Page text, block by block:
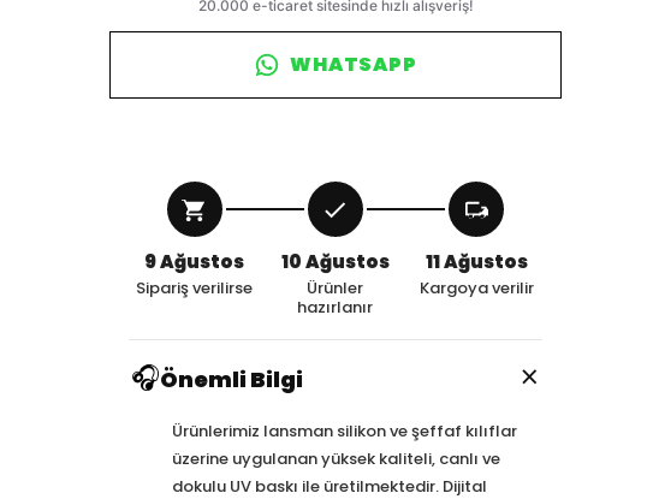
WHATSAPP
9 Ağustos
Sipariş verilirse
10 Ağustos
Ürünler
hazırlanır
11 Ağustos
Kargoya verilir
🎧Önemli Bilgi ×
Ürünlerimiz lansman silikon ve şeffaf kılıflar
üzerine uygulanan yüksek kaliteli, canlı ve
dokulu UV baskı ile üretilmektedir. Dijital